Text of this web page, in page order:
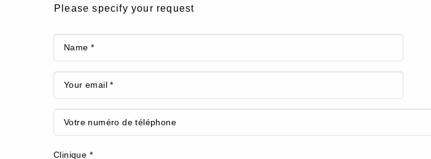
Please specify your request
Clinique *